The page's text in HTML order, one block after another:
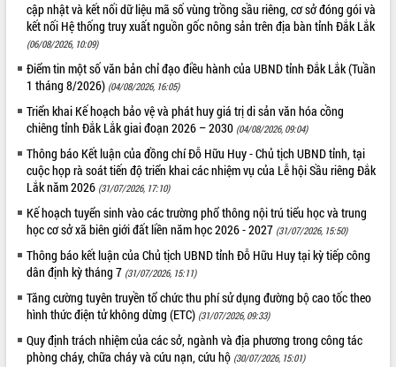
Không có file video nào để phát.
ALBUM ẢNH
LIÊN KẾT WEB
THỐNG KÊ TRUY CẬP
Hôm nay: 10128
cập nhật và kết nối dữ liệu mã số vùng trồng sầu riêng, cơ sở đóng gói và
kết nối Hệ thống truy xuất nguồn gốc nông sản trên địa bàn tỉnh Đắk Lắk
(06/08/2026, 10:09)
Điểm tin một số văn bản chỉ đạo điều hành của UBND tỉnh Đắk Lắk (Tuần
1 tháng 8/2026) (04/08/2026, 16:05)
Triển khai Kế hoạch bảo vệ và phát huy giá trị di sản văn hóa cồng
chiêng tỉnh Đắk Lắk giai đoạn 2026 – 2030 (04/08/2026, 09:04)
Thông báo Kết luận của đồng chí Đỗ Hữu Huy - Chủ tịch UBND tỉnh, tại
cuộc họp rà soát tiến độ triển khai các nhiệm vụ của Lễ hội Sầu riêng Đắk
Lắk năm 2026 (31/07/2026, 17:10)
Kế hoạch tuyển sinh vào các trường phổ thông nội trú tiểu học và trung
học cơ sở xã biên giới đất liền năm học 2026 - 2027 (31/07/2026, 15:50)
Thông báo kết luận của Chủ tịch UBND tỉnh Đỗ Hữu Huy tại kỳ tiếp công
dân định kỳ tháng 7 (31/07/2026, 15:11)
Tăng cường tuyên truyền tổ chức thu phí sử dụng đường bộ cao tốc theo
hình thức điện tử không dừng (ETC) (31/07/2026, 09:33)
Quy định trách nhiệm của các sở, ngành và địa phương trong công tác
phòng cháy, chữa cháy và cứu nạn, cứu hộ (30/07/2026, 15:01)